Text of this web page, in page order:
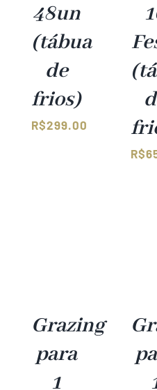
48un
(tábua
de
frios)
R$299.00
R$
Grazing
para
1